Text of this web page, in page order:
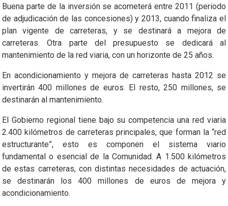
Buena parte de la inversión se acometerá entre 2011 (periodo
de adjudicación de las concesiones) y 2013, cuando finaliza el
plan vigente de carreteras, y se destinará a mejora de
carreteras. Otra parte del presupuesto se dedicará al
mantenimiento de la red viaria, con un horizonte de 25 años.
En acondicionamiento y mejora de carreteras hasta 2012 se
invertirán 400 millones de euros. El resto, 250 millones, se
destinarán al mantenimiento.
El Gobierno regional tiene bajo su competencia una red viaria
2.400 kilómetros de carreteras principales, que forman la “red
estructurante”, esto es componen el sistema viario
fundamental o esencial de la Comunidad. A 1.500 kilómetros
de estas carreteras, con distintas necesidades de actuación,
se destinarán los 400 millones de euros de mejora y
acondicionamiento.